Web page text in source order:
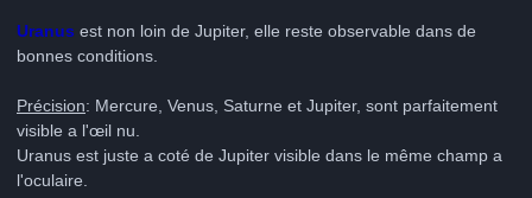
Uranus est non loin de Jupiter, elle reste observable dans de
bonnes conditions.
Précision: Mercure, Venus, Saturne et Jupiter, sont parfaitement
visible a l'œil nu.
Uranus est juste a coté de Jupiter visible dans le même champ a
l'oculaire.